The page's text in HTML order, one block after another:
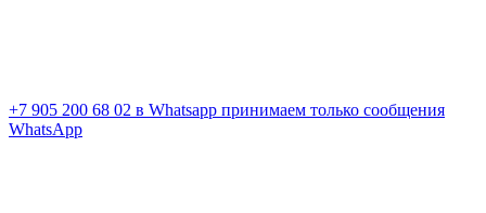
+7 905 200 68 02 в Whatsapp принимаем только сообщения
WhatsApp